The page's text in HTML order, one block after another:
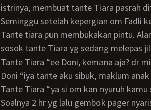
istrinya, membuat tante Tiara pasrah
Seminggu setelah kepergian om Fadli ke Makasar, Doni pun berkunjung ke rmh itu,
Tante tiara pun membukakan pintu.
sosok tante Tiara yg sedang melepas
Tante Tiara “ee Doni, kemana aja? dr
Doni “iya tante aku sibuk, maklum
Tante Tiara “ya si om kan nyuruh kamu sering2 main ke sini, eh malah kamu ngedul.
Soalnya 2 hr yg lalu gembok pager